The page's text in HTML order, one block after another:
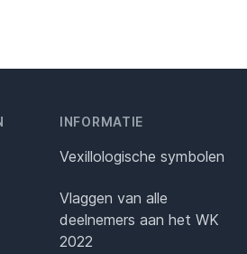
INFORMATIE
Vexillologische symbolen
Vlaggen van alle
deelnemers aan het WK
2022